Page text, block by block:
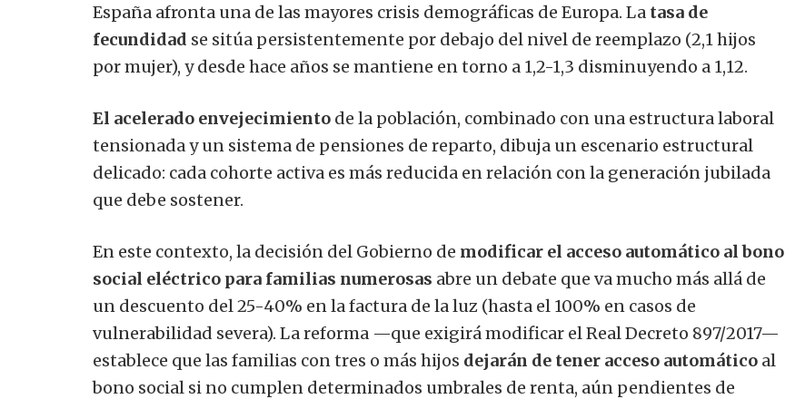
España afronta una de las mayores crisis demográficas de Europa. La tasa de
fecundidad se sitúa persistentemente por debajo del nivel de reemplazo (2,1 hijos
por mujer), y desde hace años se mantiene en torno a 1,2-1,3 disminuyendo a 1,12.
El acelerado envejecimiento de la población, combinado con una estructura laboral
tensionada y un sistema de pensiones de reparto, dibuja un escenario estructural
delicado: cada cohorte activa es más reducida en relación con la generación jubilada
que debe sostener.
En este contexto, la decisión del Gobierno de modificar el acceso automático al bono
social eléctrico para familias numerosas abre un debate que va mucho más allá de
un descuento del 25-40% en la factura de la luz (hasta el 100% en casos de
vulnerabilidad severa). La reforma —que exigirá modificar el Real Decreto 897/2017—
establece que las familias con tres o más hijos dejarán de tener acceso automático al
bono social si no cumplen determinados umbrales de renta, aún pendientes de